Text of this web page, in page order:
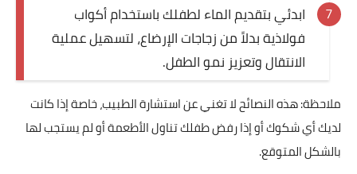
ابدئي بتقديم الماء لطفلك باستخدام أكواب
فولاذية بدلاً من زجاجات الإرضاع، لتسهيل عملية
الانتقال وتعزيز نمو الطفل.
ملاحظة: هذه النصائح لا تغني عن استشارة الطبيب، خاصة إذا كانت
لديك أي شكوك أو إذا رفض طفلك تناول الأطعمة أو لم يستجب لها
بالشكل المتوقع.